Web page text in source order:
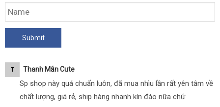
T Thanh Mẫn Cute
Sp shop này quá chuẩn luôn, đã mua nhìu lần rất yên tâm về
chất lượng, giá rẻ, ship hàng nhanh kín đáo nữa chứ